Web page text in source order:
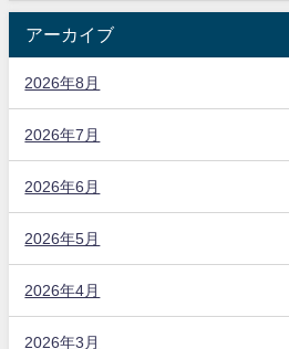
アーカイブ
2026年8月
2026年7月
2026年6月
2026年5月
2026年4月
2026年3月